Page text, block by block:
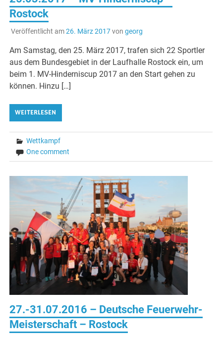
Rostock
Veröffentlicht am26. März 2017von georg
Am Samstag, den 25. März 2017, trafen sich 22 Sportler
aus dem Bundesgebiet in der Laufhalle Rostock ein, um
beim 1. MV-Hinderniscup 2017 an den Start gehen zu
können. Hinzu […]
WEITERLESEN
Wettkampf
One comment
27.-31.07.2016 – Deutsche Feuerwehr-
Meisterschaft – Rostock